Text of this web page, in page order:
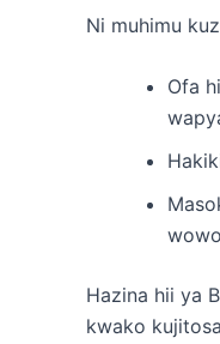
Ni muhimu
Ofa
Hazina hii ya
kwako